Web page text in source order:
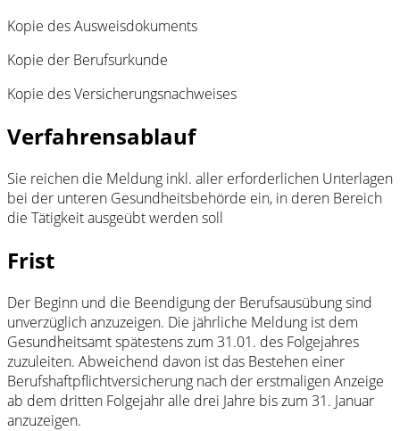
Kopie des Ausweisdokuments
Kopie der Berufsurkunde
Kopie des Versicherungsnachweises
Verfahrensablauf
Sie reichen die Meldung inkl. aller erforderlichen Unterlagen
bei der unteren Gesundheitsbehörde ein, in deren Bereich
die Tätigkeit ausgeübt werden soll
Frist
Der Beginn und die Beendigung der Berufsausübung sind
unverzüglich anzuzeigen. Die jährliche Meldung ist dem
Gesundheitsamt spätestens zum 31.01. des Folgejahres
zuzuleiten. Abweichend davon ist das Bestehen einer
Berufshaftpflichtversicherung nach der erstmaligen Anzeige
ab dem dritten Folgejahr alle drei Jahre bis zum 31. Januar
anzuzeigen.